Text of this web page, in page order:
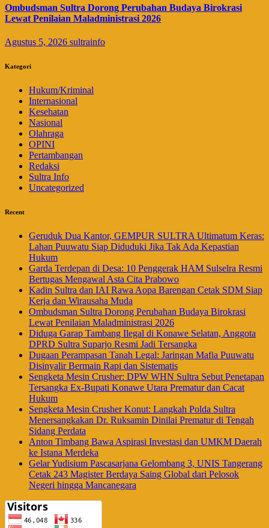
Ombudsman Sultra Dorong Perubahan Budaya Birokrasi
Lewat Penilaian Maladministrasi 2026
Agustus 5, 2026 sultrainfo
Kategori
Hukum/Kriminal
Internasional
Kesehatan
Nasional
Olahraga
OPINI
Pertambangan
Redaksi
Sultra Info
Uncategorized
Recent
Geruduk Dua Kantor, GEMPUR SULTRA Ultimatum Keras:
Lahan Puuwatu Siap Diduduki Jika Tak Ada Kepastian
Hukum
Garda Terdepan di Desa: 10 Penggerak HAM Sulselra Resmi
Bertugas Mengawal Asta Cita Prabowo
Kadin Sultra dan IAI Rawa Aopa Barengan Cetak SDM Siap
Kerja dan Wirausaha Muda
Ombudsman Sultra Dorong Perubahan Budaya Birokrasi
Lewat Penilaian Maladministrasi 2026
Diduga Garap Tambang Ilegal di Konawe Selatan, Anggota
DPRD Sultra Suparjo Resmi Jadi Tersangka
Dugaan Perampasan Tanah Legal: Jaringan Mafia Puuwatu
Disinyalir Bermain Rapi dan Sistematis
Sengketa Mesin Crusher: DPW WHN Sultra Sebut Penetapan
Tersangka Ex-Bupati Konawe Utara Prematur dan Cacat
Hukum
Sengketa Mesin Crusher Konut: Langkah Polda Sultra
Menersangkakan Dr. Ruksamin Dinilai Prematur di Tengah
Sidang Perdata
Anton Timbang Bawa Aspirasi Investasi dan UMKM Daerah
ke Istana Merdeka
Gelar Yudisium Pascasarjana Gelombang 3, UNIS Tangerang
Cetak 243 Magister Berdaya Saing Global dari Pelosok
Negeri hingga Mancanegara